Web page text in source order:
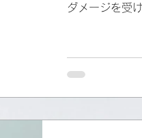
ダメージを受